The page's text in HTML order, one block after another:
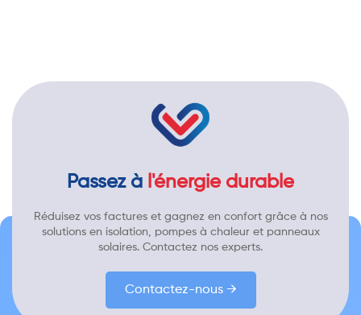
Passez à l'énergie durable
Réduisez vos factures et gagnez en confort grâce à nos
solutions en isolation, pompes à chaleur et panneaux
solaires. Contactez nos experts.
Contactez-nous →